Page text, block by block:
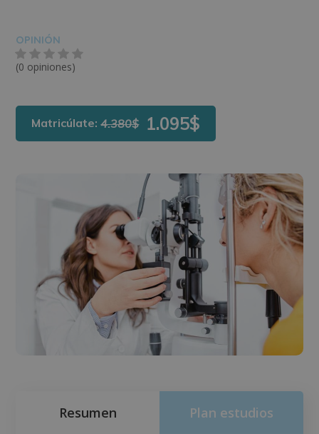
OPINIÓN
(0 opiniones)
Matricúlate:4.380$ 1.095$
Resumen Plan estudios